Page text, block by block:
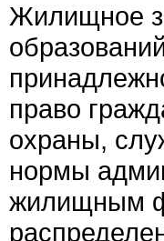
Жилищное
право
охраны,
нормы
жилищным